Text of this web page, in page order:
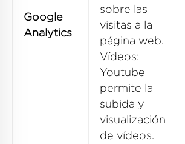
Google
Analytics
sobre las
visitas a la
página web.
Vídeos:
Youtube
permite la
subida y
visualización
de vídeos.